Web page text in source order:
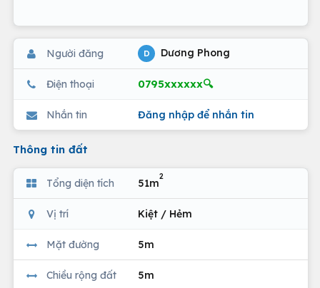
Người đăng D Dương Phong
Điện thoại 0795xxxxxx🔍
Nhắn tin Đăng nhập để nhắn tin
Thông tin đất
Tổng diện tích 51m
2
Vị trí Kiệt / Hẻm
Mặt đường 5m
Chiều rộng đất 5m